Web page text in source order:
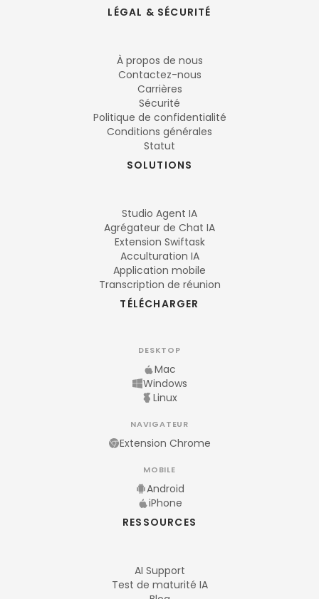
LÉGAL & SÉCURITÉ
À propos de nous
Contactez-nous
Carrières
Sécurité
Politique de confidentialité
Conditions générales
Statut
SOLUTIONS
Studio Agent IA
Agrégateur de Chat IA
Extension Swiftask
Acculturation IA
Application mobile
Transcription de réunion
TÉLÉCHARGER
DESKTOP
Mac
Windows
Linux
NAVIGATEUR
Extension Chrome
MOBILE
Android
iPhone
RESSOURCES
AI Support
Test de maturité IA